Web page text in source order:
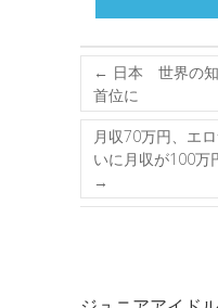
← 日本 世界の
首位に
月収70万円、エ
いに月収が100万
→